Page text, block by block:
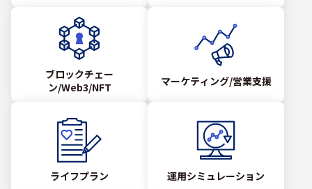
ブロックチェー
ン/Web3/NFT
マーケティング/営業支援
ライフプラン 運用シミュレーション